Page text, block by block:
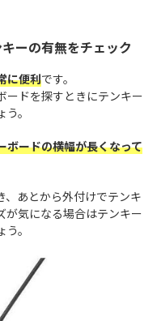
ーの有無をチェック
に便利です。
ードを探すときにテンキー
。
ボードの横幅が長くなって
、あとから外付けでテンキ
が気になる場合はテンキー
。